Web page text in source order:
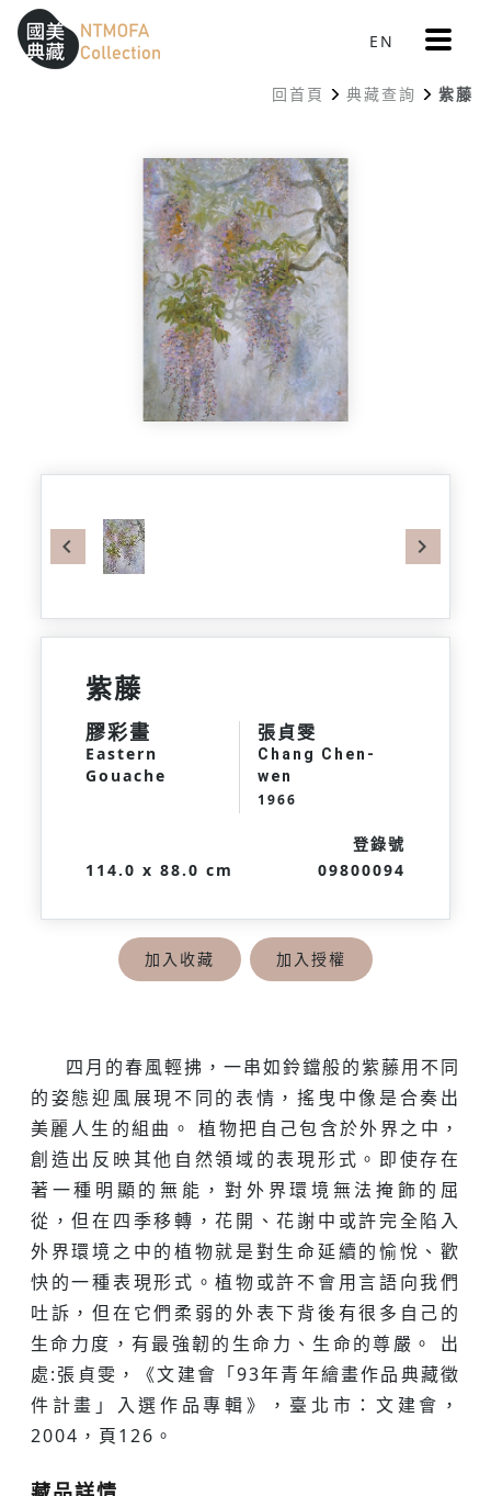
跳到中間主要內容區
網站導覽
::: EN 更
多
單
回首頁 典藏查詢 紫藤
Previous
紫藤
膠彩畫
Eastern
Gouache
張貞雯
Chang Chen-
wen
1966
114.0 x 88.0 cm
登錄號
09800094
加入收藏 加入授權
四月的春風輕拂，一串如鈴鐺般的紫藤用不同
的姿態迎風展現不同的表情，搖曳中像是合奏出
美麗人生的組曲。 植物把自己包含於外界之中，
創造出反映其他自然領域的表現形式。即使存在
著一種明顯的無能，對外界環境無法掩飾的屈
從，但在四季移轉，花開、花謝中或許完全陷入
外界環境之中的植物就是對生命延續的愉悅、歡
快的一種表現形式。植物或許不會用言語向我們
吐訴，但在它們柔弱的外表下背後有很多自己的
生命力度，有最強韌的生命力、生命的尊嚴。 出
處:張貞雯，《文建會「93年青年繪畫作品典藏徵
件計畫」入選作品專輯》，臺北市：文建會，
2004，頁126。